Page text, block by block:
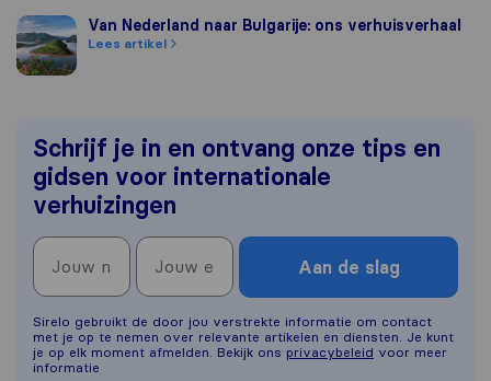
Van Nederland naar Bulgarije: ons verhuisverhaal
Van Nederland naar Bulgarije: ons verhuisverhaal
Lees artikel
Schrijf je in en ontvang onze tips en
gidsen voor internationale
verhuizingen
Aan de slag
Sirelo gebruikt de door jou verstrekte informatie om contact
met je op te nemen over relevante artikelen en diensten. Je kunt
je op elk moment afmelden. Bekijk ons privacybeleid voor meer
informatie